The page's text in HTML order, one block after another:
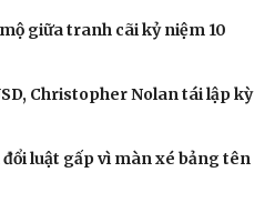
giữa tranh cãi kỷ niệm 10
Christopher Nolan tái lập kỳ
luật gấp vì màn xé bảng tên